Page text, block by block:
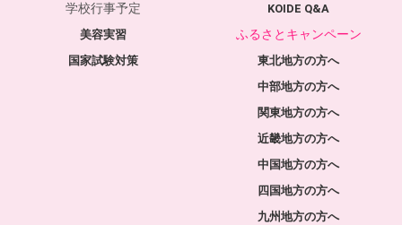
学校行事予定
美容実習
国家試験対策
KOIDE Q&A
ふるさとキャンペーン
東北地方の方へ
中部地方の方へ
関東地方の方へ
近畿地方の方へ
中国地方の方へ
四国地方の方へ
九州地方の方へ